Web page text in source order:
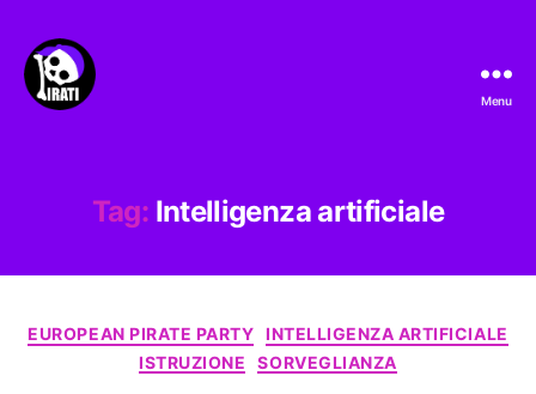
Menu
Tag: Intelligenza artificiale
Categorie
EUROPEAN PIRATE PARTY
INTELLIGENZA ARTIFICIALE
ISTRUZIONE
SORVEGLIANZA